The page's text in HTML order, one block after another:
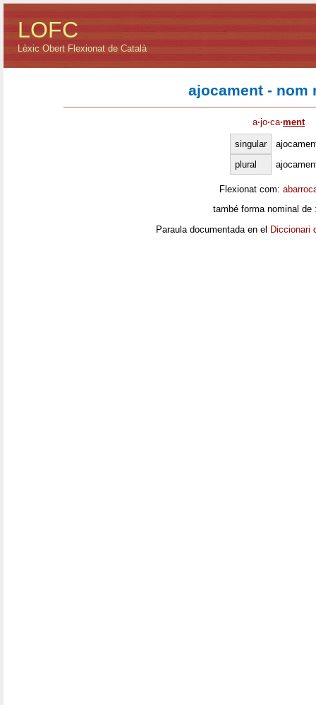
LOFC
Lèxic Obert Flexionat de Català
ajocament - nom
a·jo·ca·ment
singular
plural
Flexionat com:
també forma nominal
Paraula documentada en el Diccionari